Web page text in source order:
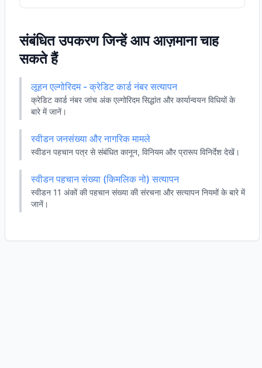
संबंधित उपकरण जिन्हें आप आज़माना चाह
सकते हैं
लूहन एल्गोरिदम - क्रेडिट कार्ड नंबर सत्यापन
क्रेडिट कार्ड नंबर जांच अंक एल्गोरिदम सिद्धांत और कार्यान्वयन विधियों के
बारे में जानें।
स्वीडन जनसंख्या और नागरिक मामले
स्वीडन पहचान पत्र से संबंधित कानून, विनियम और प्रारूप विनिर्देश देखें।
स्वीडन पहचान संख्या (किमलिक नो) सत्यापन
स्वीडन 11 अंकों की पहचान संख्या की संरचना और सत्यापन नियमों के बारे में
जानें।